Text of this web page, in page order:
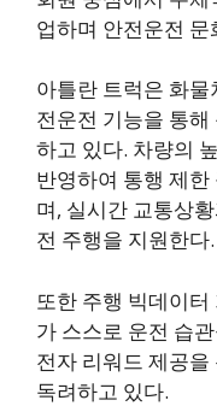
업하며 안전운전
아틀란 트럭은 화
전운전 기능을 통
하고 있다. 차량의
반영하여 통행 제
며, 실시간 교통상
전 주행을 지원한다.
또한 주행 빅데이터
가 스스로 운전 습
전자 리워드 제공
독려하고 있다.